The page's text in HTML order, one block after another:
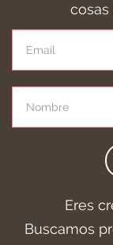
cosas
Eres
Buscamos